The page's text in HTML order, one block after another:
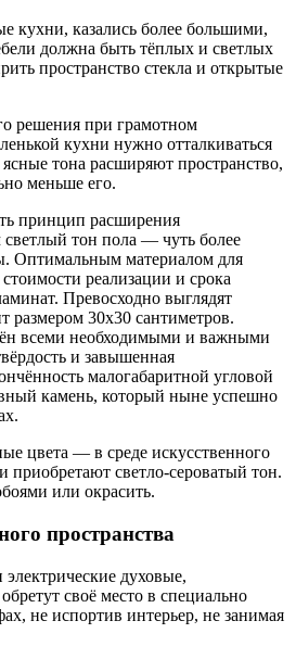
кухни, казались более большими,
должна быть тёплых и светлых
пространство стекла и открытые
решения при грамотном
кухни нужно отталкиваться
тона расширяют пространство,
меньше его.
принцип расширения
светлый тон пола — чуть более
Оптимальным материалом для
реализации и срока
Превосходно выглядят
размером 30х30 сантиметров.
всеми необходимыми и важными
и завышенная
малогабаритной угловой
камень, который ныне успешно
цвета — в среде искусственного
приобретают светло-сероватый тон.
или окрасить.
пространства
духовые,
своё место в специально
не испортив интерьер, не занимая